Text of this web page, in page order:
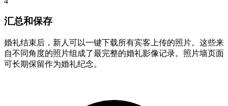
汇总和保存
婚礼结束后，新人可以一键下载所有宾客上传的照片。这些来
自不同角度的照片组成了最完整的婚礼影像记录。照片墙页面
可长期保留作为婚礼纪念。